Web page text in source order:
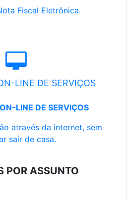
Fiscal Eletrônica.
LINE DE SERVIÇOS
LINE DE SERVIÇOS
através da internet, sem
sair de casa.
POR ASSUNTO